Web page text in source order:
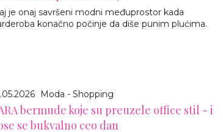
je onaj savršeni modni međuprostor kada
konačno počinje da diše punim plućima.
Moda - Shopping
bermude koje su preuzele office stil - i
se bukvalno ceo dan